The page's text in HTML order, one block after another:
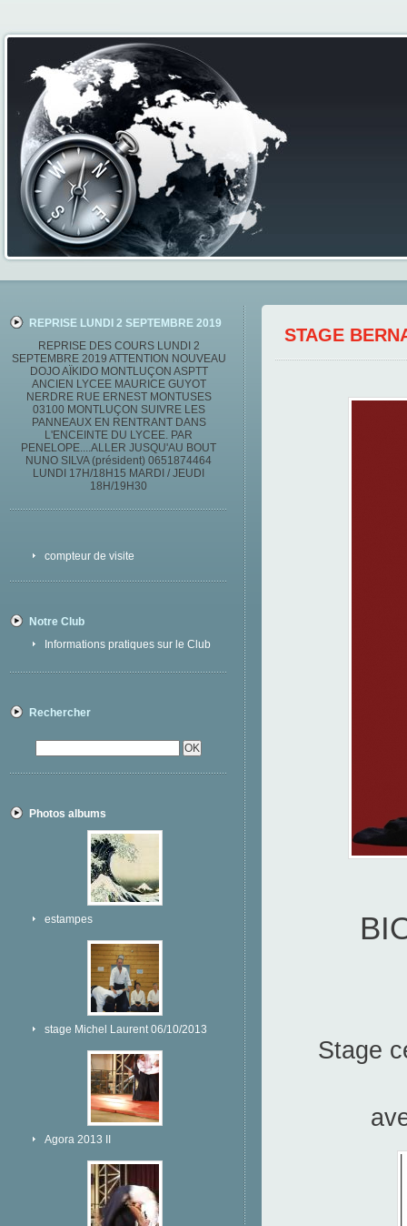
REPRISE LUNDI 2 SEPTEMBRE 2019
REPRISE DES COURS LUNDI 2
SEPTEMBRE 2019 ATTENTION NOUVEAU
DOJO AÏKIDO MONTLUÇON ASPTT
ANCIEN LYCEE MAURICE GUYOT
NERDRE RUE ERNEST MONTUSES
03100 MONTLUÇON SUIVRE LES
PANNEAUX EN RENTRANT DANS
L'ENCEINTE DU LYCEE. PAR
PENELOPE....ALLER JUSQU'AU BOUT
NUNO SILVA (président) 0651874464
LUNDI 17H/18H15 MARDI / JEUDI
18H/19H30
compteur de visite
Notre Club
Informations pratiques sur le Club
Rechercher
Photos albums
estampes
stage Michel Laurent 06/10/2013
Agora 2013 II
STAGE
Stage